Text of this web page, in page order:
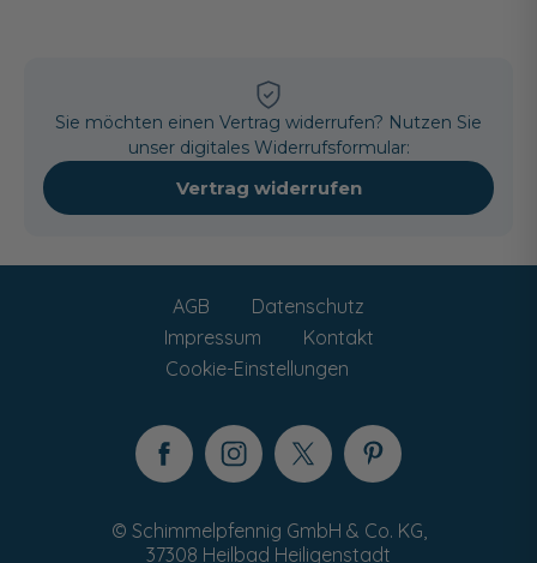
Sie möchten einen Vertrag widerrufen? Nutzen Sie
unser digitales Widerrufsformular:
Vertrag widerrufen
AGB
Datenschutz
Impressum
Kontakt
Cookie-Einstellungen
© Schimmelpfennig GmbH & Co. KG,
37308 Heilbad Heiligenstadt